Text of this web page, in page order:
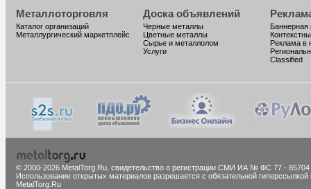
Металлоторговля
Каталог организаций
Металлургический маркетплейс
Доска объявлений
Черные металлы
Цветные металлы
Сырье и металлолом
Услуги
Баннерная
Реклама в
Classified
© 2000-2026 MetalTorg.Ru, cвидетельство о регистрации СМИ ИА № ФС 77 - 85704
Использование открытых материалов разрешается с обязательной гиперссылкой
MetalTorg.Ru